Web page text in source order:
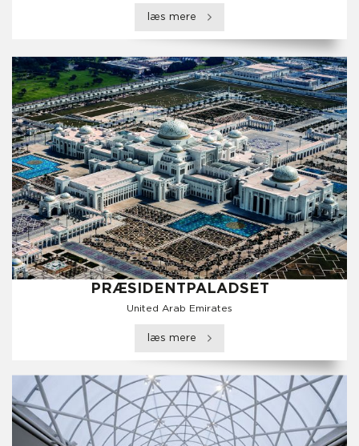
læs mere
PRÆSIDENTPALADSET
United Arab Emirates
læs mere